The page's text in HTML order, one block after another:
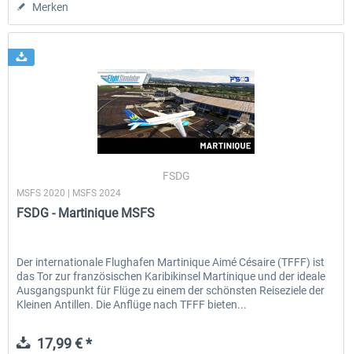
Merken
FSDG
MSFS 2020 | MSFS 2024
FSDG - Martinique MSFS
Der internationale Flughafen Martinique Aimé Césaire (TFFF) ist
das Tor zur französischen Karibikinsel Martinique und der ideale
Ausgangspunkt für Flüge zu einem der schönsten Reiseziele der
Kleinen Antillen. Die Anflüge nach TFFF bieten...
17,99 € *